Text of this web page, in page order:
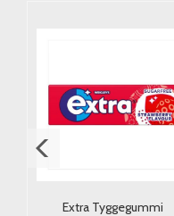
Extra Tyggegummi